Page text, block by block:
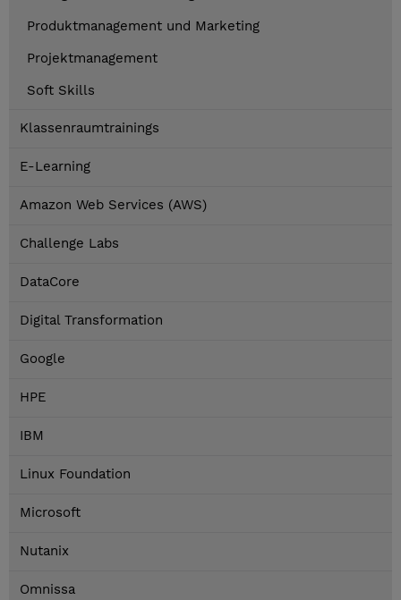
Produktmanagement und Marketing
Projektmanagement
Soft Skills
Klassenraumtrainings
E-Learning
Amazon Web Services (AWS)
Challenge Labs
DataCore
Digital Transformation
Google
HPE
IBM
Linux Foundation
Microsoft
Nutanix
Omnissa